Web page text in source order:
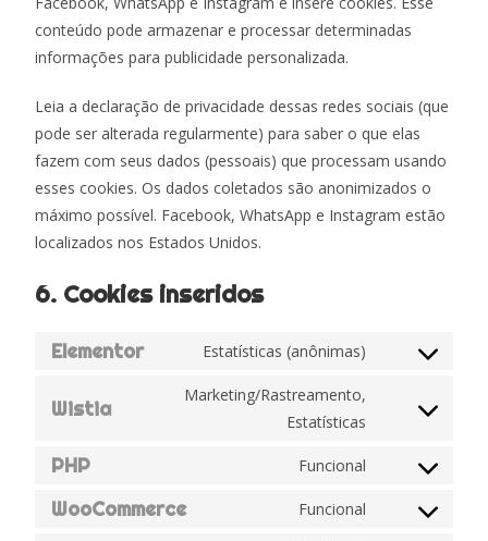
conteúdo pode armazenar e processar determinadas
informações para publicidade personalizada.
Leia a declaração de privacidade dessas redes sociais (que
pode ser alterada regularmente) para saber o que elas
fazem com seus dados (pessoais) que processam usando
esses cookies. Os dados coletados são anonimizados o
máximo possível. Facebook, WhatsApp e Instagram estão
localizados nos Estados Unidos.
6. Cookies inseridos
Elementor Estatísticas (anônimas)
Wistia
Marketing/Rastreamento,
Estatísticas
PHP Funcional
WooCommerce Funcional